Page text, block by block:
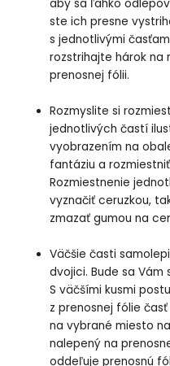
aby sa ľahko
ste ich presne
s jednotlivými
rozstrihajte hárok na
prenosnej fólii.
Rozmyslite si
jednotlivých častí
vyobrazením na
fantáziu a
Rozmiestnenie
vyznačiť ceruzkou,
zmazať gumou na
Väčšie časti
dvojici. Bude sa
S väčšími kusmi
z prenosnej fólie
na vybrané miesto
nalepený na
oddeľuje prenosnú